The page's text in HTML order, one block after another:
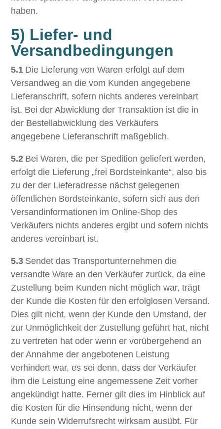
haben.
5) Liefer- und
Versandbedingungen
5.1 Die Lieferung von Waren erfolgt auf dem
Versandweg an die vom Kunden angegebene
Lieferanschrift, sofern nichts anderes vereinbart
ist. Bei der Abwicklung der Transaktion ist die in
der Bestellabwicklung des Verkäufers
angegebene Lieferanschrift maßgeblich.
5.2 Bei Waren, die per Spedition geliefert werden,
erfolgt die Lieferung „frei Bordsteinkante“, also bis
zu der der Lieferadresse nächst gelegenen
öffentlichen Bordsteinkante, sofern sich aus den
Versandinformationen im Online-Shop des
Verkäufers nichts anderes ergibt und sofern nichts
anderes vereinbart ist.
5.3 Sendet das Transportunternehmen die
versandte Ware an den Verkäufer zurück, da eine
Zustellung beim Kunden nicht möglich war, trägt
der Kunde die Kosten für den erfolglosen Versand.
Dies gilt nicht, wenn der Kunde den Umstand, der
zur Unmöglichkeit der Zustellung geführt hat, nicht
zu vertreten hat oder wenn er vorübergehend an
der Annahme der angebotenen Leistung
verhindert war, es sei denn, dass der Verkäufer
ihm die Leistung eine angemessene Zeit vorher
angekündigt hatte. Ferner gilt dies im Hinblick auf
die Kosten für die Hinsendung nicht, wenn der
Kunde sein Widerrufsrecht wirksam ausübt. Für